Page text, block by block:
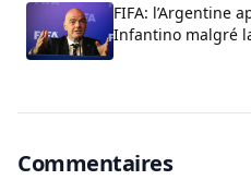
FIFA: l’Argentine
Infantino malgré
Commentaires